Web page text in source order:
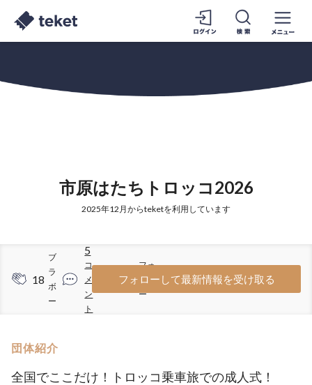
市原はたちトロッコ2026
2025年12月からteketを利用しています
18
ブ
ラ
ボ
ー
5
コ
メ
ン
ト
18
フォ
ロワ
ー
フォローして最新情報を受け取る
団体紹介
全国でここだけ！トロッコ乗車旅での成人式！